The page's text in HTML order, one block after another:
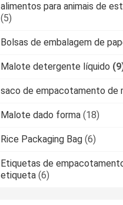
alimentos para animais de
(5)
Bolsas de embalagem de
Malote detergente líquido
saco de empacotamento de
Malote dado forma (18)
Rice Packaging Bag (6)
Etiquetas de
etiqueta (6)